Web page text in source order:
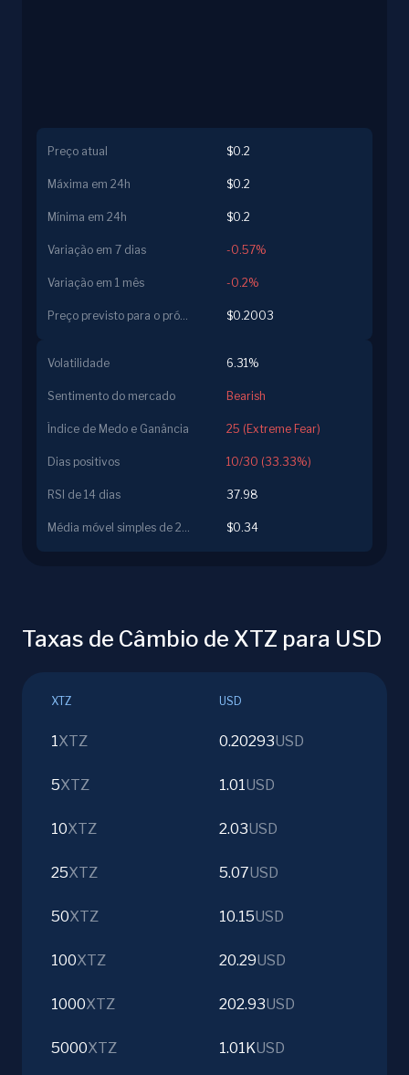
Preço atual $0.2
Máxima em 24h $0.2
Mínima em 24h $0.2
Variação em 7 dias -0.57%
Variação em 1 mês -0.2%
Preço previsto para o próximo dia $0.2003
Volatilidade 6.31%
Sentimento do mercado Bearish
Índice de Medo e Ganância 25 (Extreme Fear)
Dias positivos 10/30 (33.33%)
RSI de 14 dias 37.98
Média móvel simples de 200 dias $0.34
Taxas de Câmbio de XTZ para USD
XTZ USD
1XTZ 0.20293USD
5XTZ 1.01USD
10XTZ 2.03USD
25XTZ 5.07USD
50XTZ 10.15USD
100XTZ 20.29USD
1000XTZ 202.93USD
5000XTZ 1.01KUSD